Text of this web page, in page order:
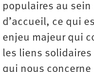
populaires au sein
d’accueil, ce qui
enjeu majeur qui
les liens
qui nous